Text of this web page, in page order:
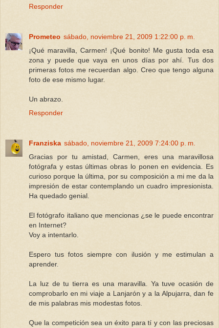
Responder
Prometeo sábado, noviembre 21, 2009 1:22:00 p. m.
¡Qué maravilla, Carmen! ¡Qué bonito! Me gusta toda esa
zona y puede que vaya en unos días por ahí. Tus dos
primeras fotos me recuerdan algo. Creo que tengo alguna
foto de ese mismo lugar.
Un abrazo.
Responder
Franziska sábado, noviembre 21, 2009 7:24:00 p. m.
Gracias por tu amistad, Carmen, eres una maravillosa
fotógrafa y estas últimas obras lo ponen en evidencia. Es
curioso porque la última, por su composición a mi me da la
impresión de estar contemplando un cuadro impresionista.
Ha quedado genial.
El fotógrafo italiano que mencionas ¿se le puede encontrar
en Internet?
Voy a intentarlo.
Espero tus fotos siempre con ilusión y me estimulan a
aprender.
La luz de tu tierra es una maravilla. Ya tuve ocasión de
comprobarlo en mi viaje a Lanjarón y a la Alpujarra, dan fe
de mis palabras mis modestas fotos.
Que la competición sea un éxito para tí y con las preciosas